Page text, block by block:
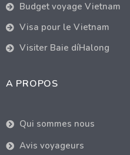
Budget voyage Vietnam
Visa pour le Vietnam
Visiter Baie díHalong
A PROPOS
Qui sommes nous
Avis voyageurs